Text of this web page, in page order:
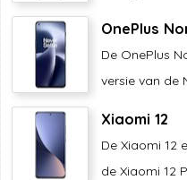
OnePlus
De OnePlus
versie van de
Xiaomi 12
De Xiaomi 12
de Xiaomi 12